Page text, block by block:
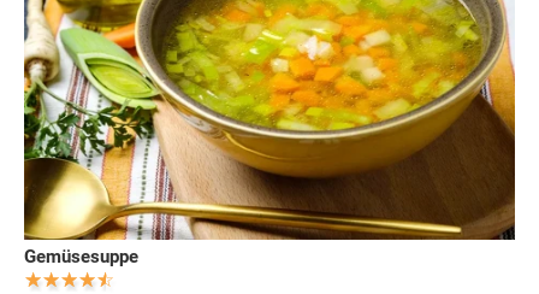
Gemüsesuppe